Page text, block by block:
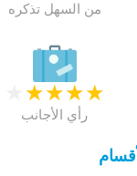
من السهل تذكره
★
★
★
★
رأي الأجانب